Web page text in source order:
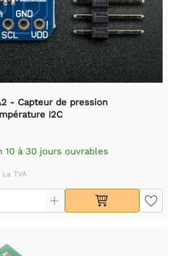
- Capteur de pression
I2C
10 à 30 jours ouvrables
TVA